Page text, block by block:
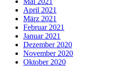
April 2021
März 2021
Februar 2021
Januar 2021
Dezember 2020
November 2020
Oktober 2020